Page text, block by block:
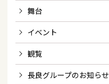
舞台
イベント
観覧
長良グループのお知らせ